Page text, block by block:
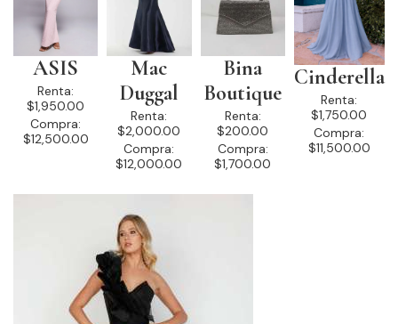
ASIS
Renta:
$1,950.00
Compra:
$12,500.00
Mac
Duggal
Renta:
$2,000.00
Compra:
$12,000.00
Bina
Boutique
Renta:
$200.00
Compra:
$1,700.00
Cinderella
Renta:
$1,750.00
Compra:
$11,500.00